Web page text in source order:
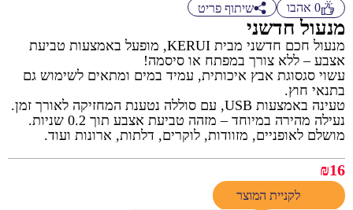
0 אהבו שיתוף פריט
מנעול חדשני
מנעול חכם חדשני מבית KERUI, מופעל באמצעות טביעת
אצבע – ללא צורך במפתח או סיסמה!
עשוי סגסוגת אבץ איכותית, עמיד במים ומתאים לשימוש גם
בתנאי חוץ.
טעינה באמצעות USB, עם סוללה נטענת המחזיקה לאורך זמן.
נעילה מהירה במיוחד – מזהה טביעת אצבע תוך 0.2 שניות.
מושלם לאופניים, מזוודות, לוקרים, דלתות, ארונות ועוד.
₪16
לקניית המוצר